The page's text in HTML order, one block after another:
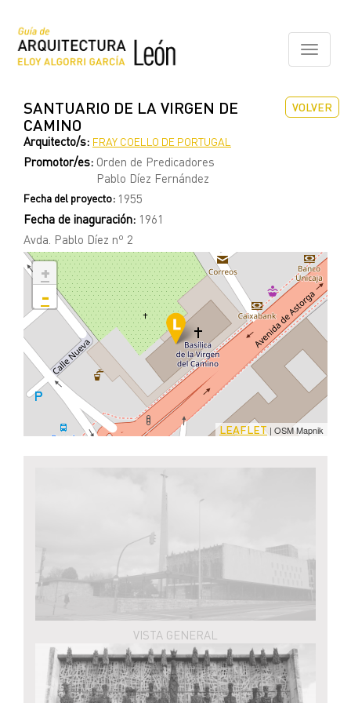
contenido
principal
Toggle
VOLVER
SANTUARIO DE LA VIRGEN DE
CAMINO
Arquitecto/s: FRAY COELLO DE PORTUGAL
Promotor/es: Orden de Predicadores
Pablo Díez Fernández
Fecha del proyecto: 1955
Fecha de inaguración: 1961
Avda. Pablo Díez nº 2
+
-
LEAFLET | OSM Mapnik
VISTA GENERAL